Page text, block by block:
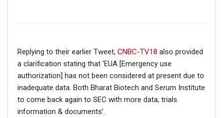
Replying to their earlier Tweet, CNBC-TV18 also provided
a clarification stating that ‘EUA [Emergency use
authorization] has not been considered at present due to
inadequate data. Both Bharat Biotech and Serum Institute
to come back again to SEC with more data, trials
information & documents’.